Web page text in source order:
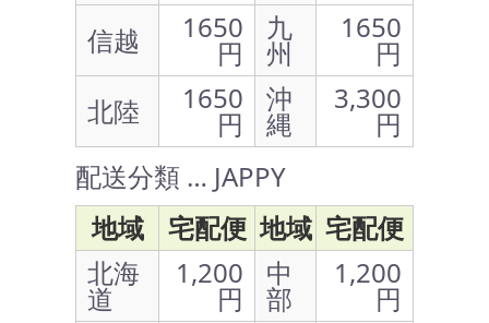
信越
1650
円
九
州
1650
円
北陸
1650
円
沖
縄
3,300
円
配送分類 … JAPPY
地域
宅配便 地域 宅配便
北海
道
1,200
円
中
部
1,200
円